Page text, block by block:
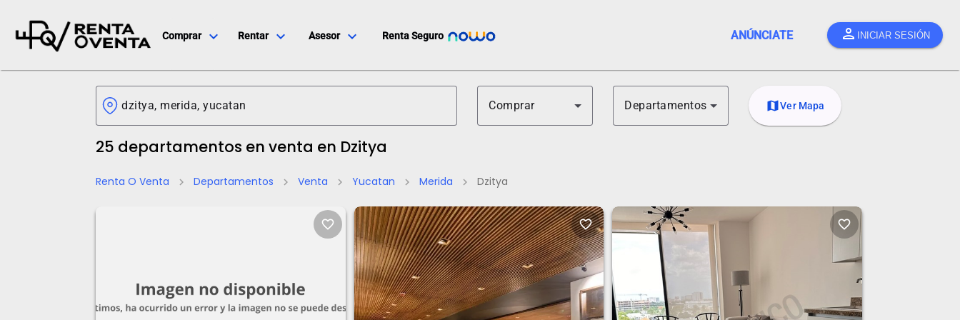
Comprar expand_more Rentar expand_more Asesor expand_more Renta Seguro ANÚNCIATE person INICIAR SESIÓN
Comprar Departamentos mapVer Mapa
25 departamentos en venta en Dzitya
Renta O Venta chevron_right Departamentos chevron_right Venta chevron_right Yucatan chevron_right Merida chevron_right Dzitya
favorite_border favorite_border favorite_border